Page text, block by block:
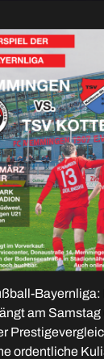
Bayernliga:
am Samstag
ordentliche